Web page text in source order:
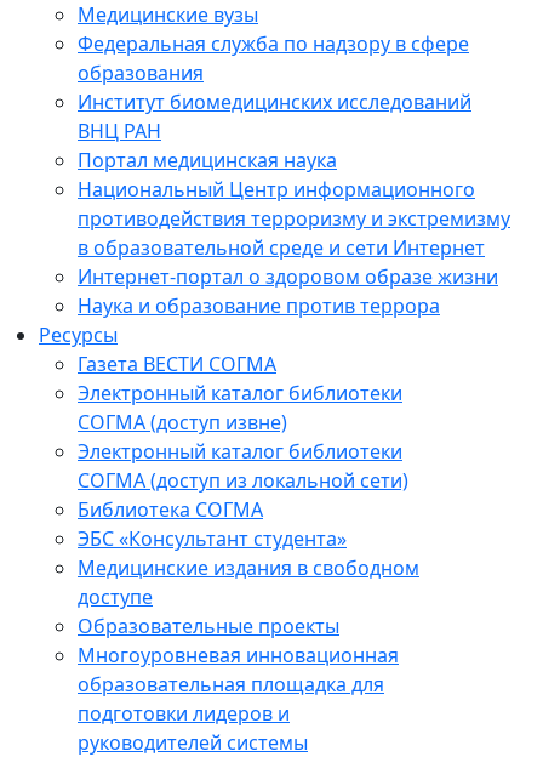
Медицинские вузы
Федеральная служба по надзору в сфере
образования
Институт биомедицинских исследований
ВНЦ РАН
Портал медицинская наука
Национальный Центр информационного
противодействия терроризму и экстремизму
в образовательной среде и сети Интернет
Интернет-портал о здоровом образе жизни
Наука и образование против террора
Ресурсы
Газета ВЕСТИ СОГМА
Электронный каталог библиотеки
СОГМА (доступ извне)
Электронный каталог библиотеки
СОГМА (доступ из локальной сети)
Библиотека СОГМА
ЭБС «Консультант студента»
Медицинские издания в свободном
доступе
Образовательные проекты
Многоуровневая инновационная
образовательная площадка для
подготовки лидеров и
руководителей системы